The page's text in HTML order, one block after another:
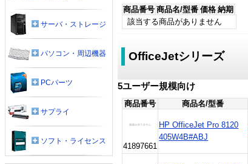
商品番号 商品名/型番 価格 納期
該当する商品がありません
OfficeJetシリーズ
5ユーザー規模向け
商品番号 商品名/型番
41897661
HP OfficeJet Pro 8120
405W4B#ABJ
サーバ・ストレージ
パソコン・周辺機器
PCパーツ
サプライ
ソフト・ライセンス